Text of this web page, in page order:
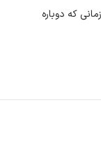
که دوباره